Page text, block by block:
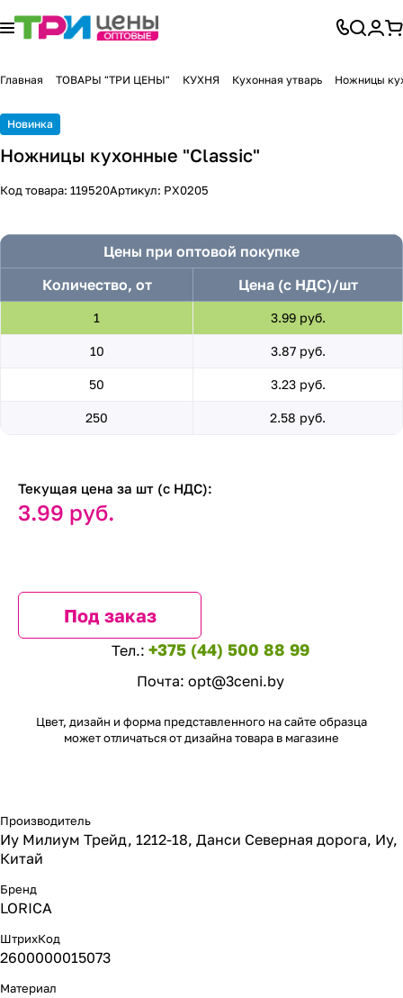
Главная ТОВАРЫ "ТРИ ЦЕНЫ" КУХНЯ Кухонная утварь Ножницы
Новинка
Ножницы кухонные "Classic"
Код товара: 119520Артикул: PX0205
Цены при оптовой покупке
Количество, от
Цена (с НДС)/шт
1 3.99 руб.
10 3.87 руб.
50 3.23 руб.
250 2.58 руб.
Текущая цена за шт (с НДС):
3.99 руб.
Под заказ
Тел.: +375 (44) 500 88 99
Почта: opt@3ceni.by
Цвет, дизайн и форма представленного на сайте образца
может отличаться от дизайна товара в магазине
Производитель
Иу Милиум Трейд, 1212-18, Данси Северная дорога, Иу,
Китай
Бренд
LORICA
ШтрихКод
2600000015073
Материал